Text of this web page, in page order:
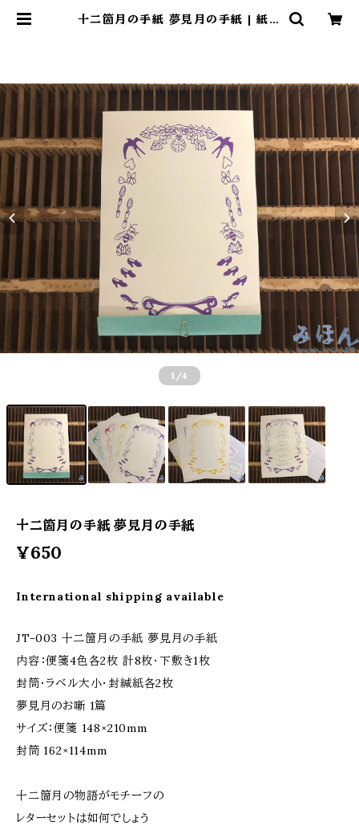
十二箇月の手紙 夢見月の手紙 | 紙文
1 /4
十二箇月の手紙 夢見月の手紙
¥650
International shipping available
JT-003 十二箇月の手紙 夢見月の手紙
内容：便箋4色各2枚 計8枚・下敷き1枚
封筒・ラベル大小・封緘紙各2枚
夢見月のお噺 1篇
サイズ：便箋 148×210mm
封筒 162×114mm
十二箇月の物語がモチーフの
レターセットは如何でしょう